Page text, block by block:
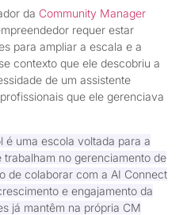
da Community Manager
requer estar
para ampliar a escala e a
contexto que ele descobriu a
de um assistente
que ele gerenciava
é uma escola voltada para a
no gerenciamento de
de colaborar com a AI Connect
e engajamento da
já mantêm na própria CM